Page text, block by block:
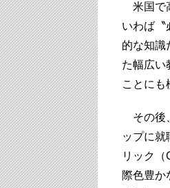
米国で
いわば〝
的な知識
た幅広い
ことにも
その後
ップに就
リック（
際色豊か